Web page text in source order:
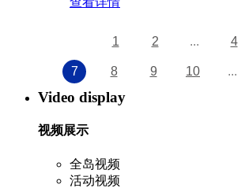
1 2 ... 4
7 8 9 10 ...
Video display
视频展示
全岛视频
活动视频